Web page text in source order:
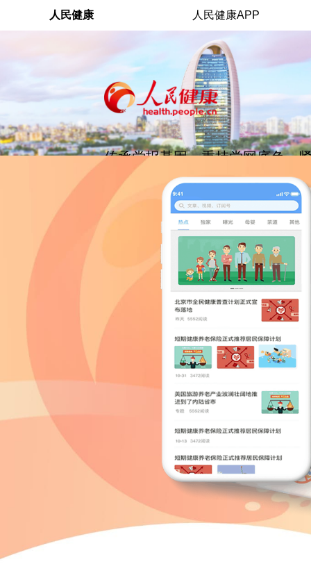
人民健康 人民健康APP
传承党报基因，秉持党网底色。
业发展机遇，助力国家战略实施
健康是人民日报社人民网面向大
域规划打造的综合性服务平台。